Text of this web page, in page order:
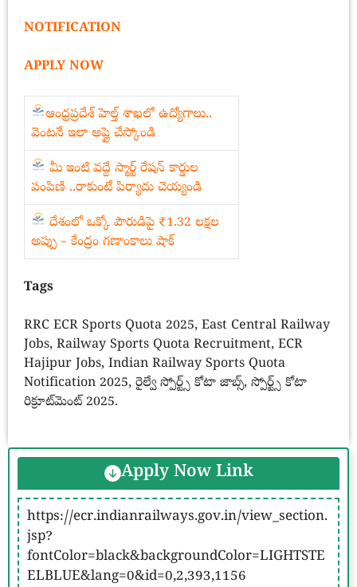
NOTIFICATION
APPLY NOW
ఆంధ్రప్రదేశ్ హెల్త్ శాఖలో ఉద్యోగాలు..
వెంటనే ఇలా అప్లై చేస్కోండి
మీ ఇంటి వద్దే స్మార్ట్ రేషన్ కార్డుల
పంపిణి ..రాకుంటే పిర్యాదు చెయ్యండి
దేశంలో ఒక్కో పౌరుడిపై ₹1.32 లక్షల
అప్పు – కేంద్రం గణాంకాలు షాక్
Tags
RRC ECR Sports Quota 2025, East Central Railway
Jobs, Railway Sports Quota Recruitment, ECR
Hajipur Jobs, Indian Railway Sports Quota
Notification 2025, రైల్వే స్పోర్ట్స్ కోటా జాబ్స్, స్పోర్ట్స్ కోటా
రిక్రూట్‌మెంట్ 2025.
Apply Now Link
https://ecr.indianrailways.gov.in/view_section.
jsp?
fontColor=black&backgroundColor=LIGHTSTE
ELBLUE&lang=0&id=0,2,393,1156